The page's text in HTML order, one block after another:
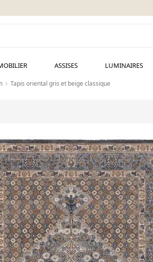
ASSISES LUMINAIRES
Tapis oriental gris et beige classique